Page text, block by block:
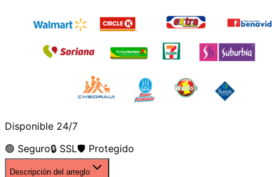
Disponible 24/7
🟢 Seguro🔒 SSL🛡️ Protegido
Descripción del arreglo